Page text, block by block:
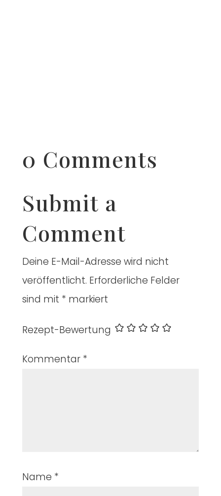
0 Comments
Submit a
Comment
Deine E-Mail-Adresse wird nicht
veröffentlicht. Erforderliche Felder
sind mit * markiert
Rezept-Bewertung
Kommentar *
Name *